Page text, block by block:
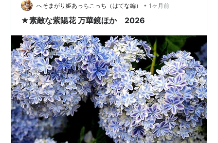
る…。 桜が伐採された後で急に…
へそまがり姫あっちこっち（はてな編） • 1ヶ月前
★素敵な紫陽花 万華鏡ほか 2026